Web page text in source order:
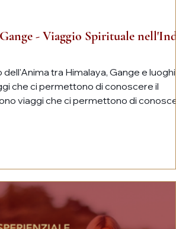
- Viaggio Spirituale
tra Himalaya, Gange e luoghi
che ci permettono di conoscere il
viaggi che ci permettono di
interiore. L'India: una terra